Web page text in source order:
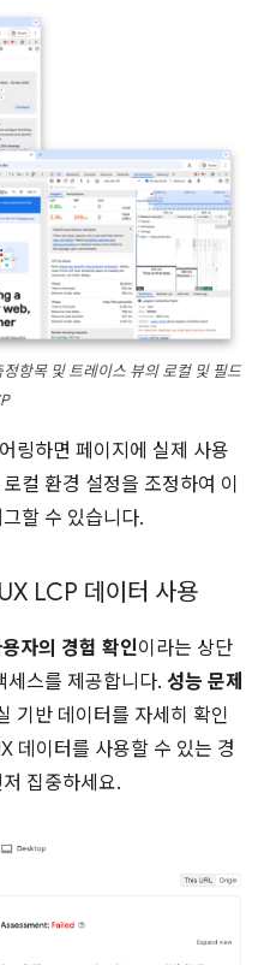
항목 및 트레이스 뷰의 로컬 및 필드
링하면 페이지에 실제 사용
컬 환경 설정을 조정하여 이
할 수 있습니다.
UX LCP 데이터 사용
자의 경험 확인이라는 상단
세스를 제공합니다. 성능 문제
기반 데이터를 자세히 확인
데이터를 사용할 수 있는 경
집중하세요.